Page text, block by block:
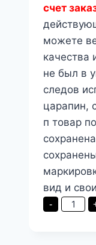
счет
можете
качества
не был в
следов
царапин,
п товар
вид и
-
вузол